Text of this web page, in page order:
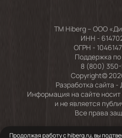
TM Hiberg – ООО
ИНН -
ОГРН -
Поддержка
8 (800)
Copyright©
Разработка сайта -
Информация на сайте
и не является
Все права
Продолжая работу с hiberg.ru, вы